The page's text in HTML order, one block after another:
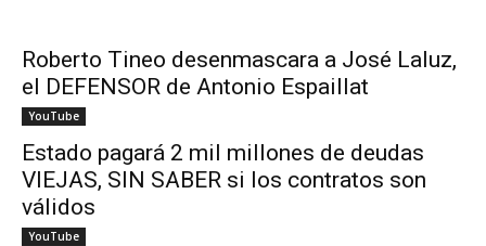
Roberto Tineo desenmascara a José Laluz,
el DEFENSOR de Antonio Espaillat
YouTube
Estado pagará 2 mil millones de deudas
VIEJAS, SIN SABER si los contratos son
válidos
YouTube